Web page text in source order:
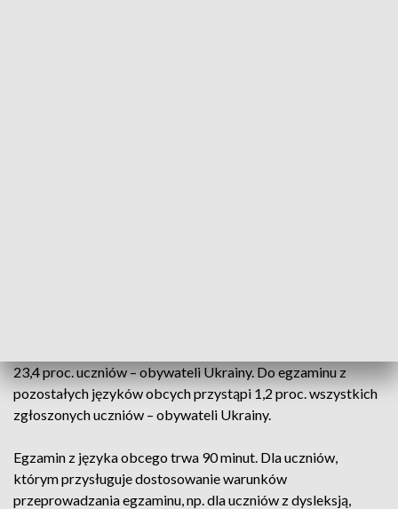
23,4 proc. uczniów – obywateli Ukrainy. Do egzaminu z
pozostałych języków obcych przystąpi 1,2 proc. wszystkich
zgłoszonych uczniów – obywateli Ukrainy.
Egzamin z języka obcego trwa 90 minut. Dla uczniów,
którym przysługuje dostosowanie warunków
przeprowadzania egzaminu, np. dla uczniów z dysleksją,